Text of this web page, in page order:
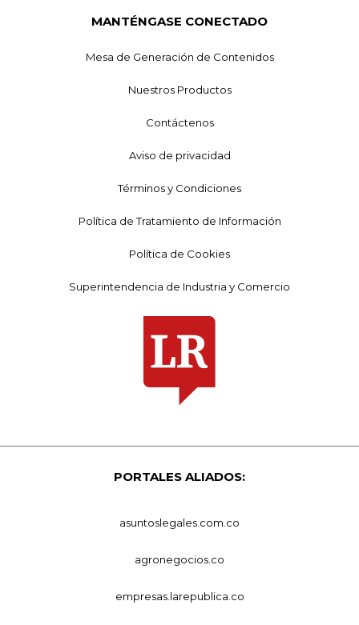
MANTÉNGASE CONECTADO
Mesa de Generación de Contenidos
Nuestros Productos
Contáctenos
Aviso de privacidad
Términos y Condiciones
Política de Tratamiento de Información
Política de Cookies
Superintendencia de Industria y Comercio
PORTALES ALIADOS:
asuntoslegales.com.co
agronegocios.co
empresas.larepublica.co